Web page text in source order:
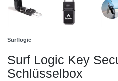
Surflogic
Surf Logic Key
Schlüsselbox